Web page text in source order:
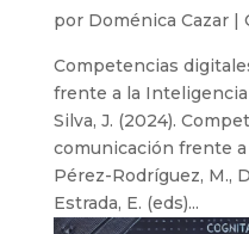
por Doménica Cazar|
Competencias
frente a la
Silva, J. (2024).
comunicación frente
Pérez-Rodríguez, M.,
Estrada, E. (eds)...